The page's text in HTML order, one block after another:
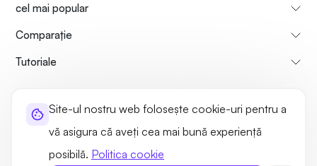
Site-ul nostru web folosește cookie-uri pentru a
vă asigura că aveți cea mai bună experiență
posibilă. Politica cookie
cel mai popular
Comparaţie
Tutoriale
Informații despre noiPolitica de rambursare a plăților
Termeni de utilizare
Harta site-ului